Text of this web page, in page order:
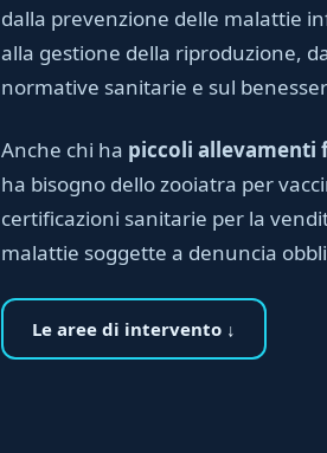
dalla prevenzione delle malattie
alla gestione della riproduzione,
normative sanitarie e sul
Anche chi ha piccoli allevamenti
ha bisogno dello zooiatra per
certificazioni sanitarie per la
malattie soggette a denuncia
Le aree di intervento ↓